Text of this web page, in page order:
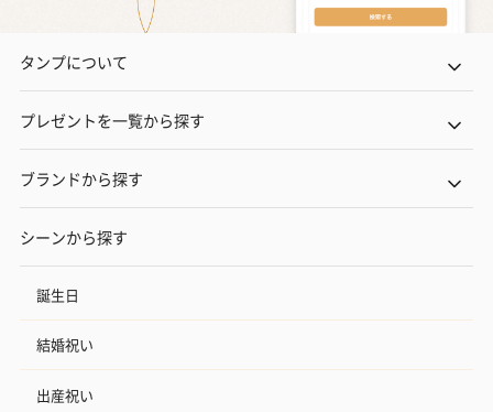
タンプについて
プレゼントを一覧から探す
ブランドから探す
シーンから探す
誕生日
結婚祝い
出産祝い